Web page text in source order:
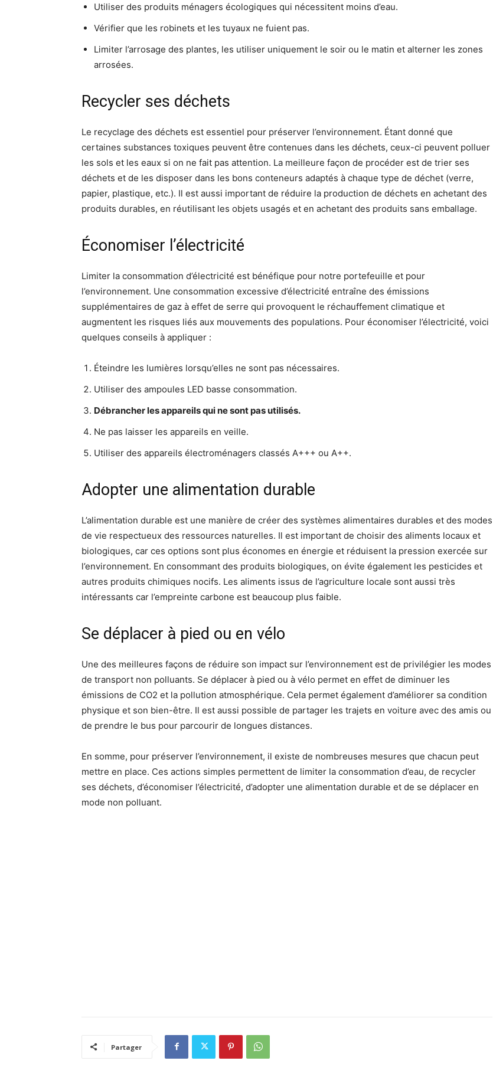
Utiliser des produits ménagers écologiques qui nécessitent moins d’eau.
Vérifier que les robinets et les tuyaux ne fuient pas.
Limiter l’arrosage des plantes, les utiliser uniquement le soir ou le matin et alterner les zones
arrosées.
Recycler ses déchets
Le recyclage des déchets est essentiel pour préserver l’environnement. Étant donné que
certaines substances toxiques peuvent être contenues dans les déchets, ceux-ci peuvent polluer
les sols et les eaux si on ne fait pas attention. La meilleure façon de procéder est de trier ses
déchets et de les disposer dans les bons conteneurs adaptés à chaque type de déchet (verre,
papier, plastique, etc.). Il est aussi important de réduire la production de déchets en achetant des
produits durables, en réutilisant les objets usagés et en achetant des produits sans emballage.
Économiser l’électricité
Limiter la consommation d’électricité est bénéfique pour notre portefeuille et pour
l’environnement. Une consommation excessive d’électricité entraîne des émissions
supplémentaires de gaz à effet de serre qui provoquent le réchauffement climatique et
augmentent les risques liés aux mouvements des populations. Pour économiser l’électricité, voici
quelques conseils à appliquer :
Éteindre les lumières lorsqu’elles ne sont pas nécessaires.
Utiliser des ampoules LED basse consommation.
Débrancher les appareils qui ne sont pas utilisés.
Ne pas laisser les appareils en veille.
Utiliser des appareils électroménagers classés A+++ ou A++.
Adopter une alimentation durable
L’alimentation durable est une manière de créer des systèmes alimentaires durables et des modes
de vie respectueux des ressources naturelles. Il est important de choisir des aliments locaux et
biologiques, car ces options sont plus économes en énergie et réduisent la pression exercée sur
l’environnement. En consommant des produits biologiques, on évite également les pesticides et
autres produits chimiques nocifs. Les aliments issus de l’agriculture locale sont aussi très
intéressants car l’empreinte carbone est beaucoup plus faible.
Se déplacer à pied ou en vélo
Une des meilleures façons de réduire son impact sur l’environnement est de privilégier les modes
de transport non polluants. Se déplacer à pied ou à vélo permet en effet de diminuer les
émissions de CO2 et la pollution atmosphérique. Cela permet également d’améliorer sa condition
physique et son bien-être. Il est aussi possible de partager les trajets en voiture avec des amis ou
de prendre le bus pour parcourir de longues distances.
En somme, pour préserver l’environnement, il existe de nombreuses mesures que chacun peut
mettre en place. Ces actions simples permettent de limiter la consommation d’eau, de recycler
ses déchets, d’économiser l’électricité, d’adopter une alimentation durable et de se déplacer en
mode non polluant.
Partager